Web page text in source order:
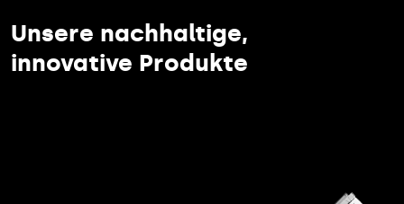
Unsere nachhaltige,
innovative Produkte